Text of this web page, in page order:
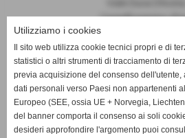
Castelfiorentino
Utilizziamo i cookies
Il sito web utilizza cookie tecnici propri e di
statistici o altri strumenti di tracciamento di
previa acquisizione del consenso dell'utente,
dati personali verso Paesi non appartenenti
Europeo (SEE, ossia UE + Norvegia,
del banner comporta il consenso ai soli
desideri approfondire l'argomento puoi